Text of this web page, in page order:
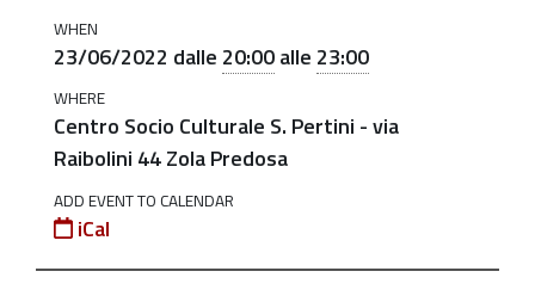
28
Luglio
Centro
Pertini
2022-
06-
23T20:00:00+02:00
WHEN
23/06/2022 dalle 20:00alle 23:00
WHERE
Centro Socio Culturale S. Pertini - via
Raibolini 44 Zola Predosa
ADD EVENT TO CALENDAR
iCal